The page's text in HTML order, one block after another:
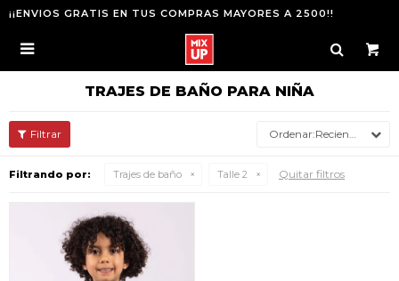
¡¡ENVIOS GRATIS EN TUS COMPRAS MAYORES A 2500!!

TRAJES DE BAÑO PARA NIÑA
Recientes
Filtrando por: Trajes de baño Talle 2 Quitar filtros